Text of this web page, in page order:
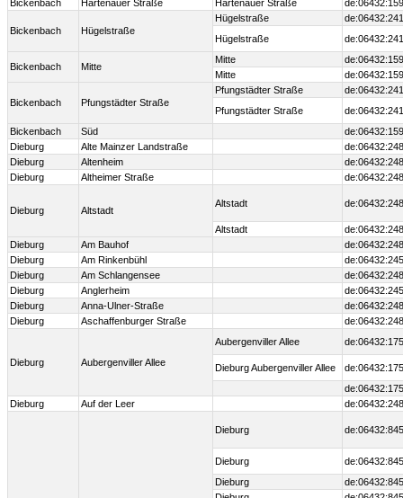
Bickenbach
Hartenauer Straße Hartenauer Straße
Bickenbach Hügelstraße
Hügelstraße
Hügelstraße
Bickenbach Mitte
Mitte
Mitte
Bickenbach Pfungstädter Straße
Pfungstädter Straße
Pfungstädter Straße
Bickenbach
Süd
Dieburg
Alte Mainzer Landstraße
Dieburg
Altenheim
Dieburg
Altheimer Straße
Dieburg Altstadt
Altstadt
Altstadt
Dieburg
Am Bauhof
Dieburg
Am Rinkenbühl
Dieburg
Am Schlangensee
Dieburg
Anglerheim
Dieburg
Anna-Ulner-Straße
Dieburg
Aschaffenburger Straße
Dieburg Aubergenviller Allee
Aubergenviller Allee
Dieburg Aubergenviller Allee
Dieburg
Auf der Leer
Dieburg
Dieburg
Dieburg